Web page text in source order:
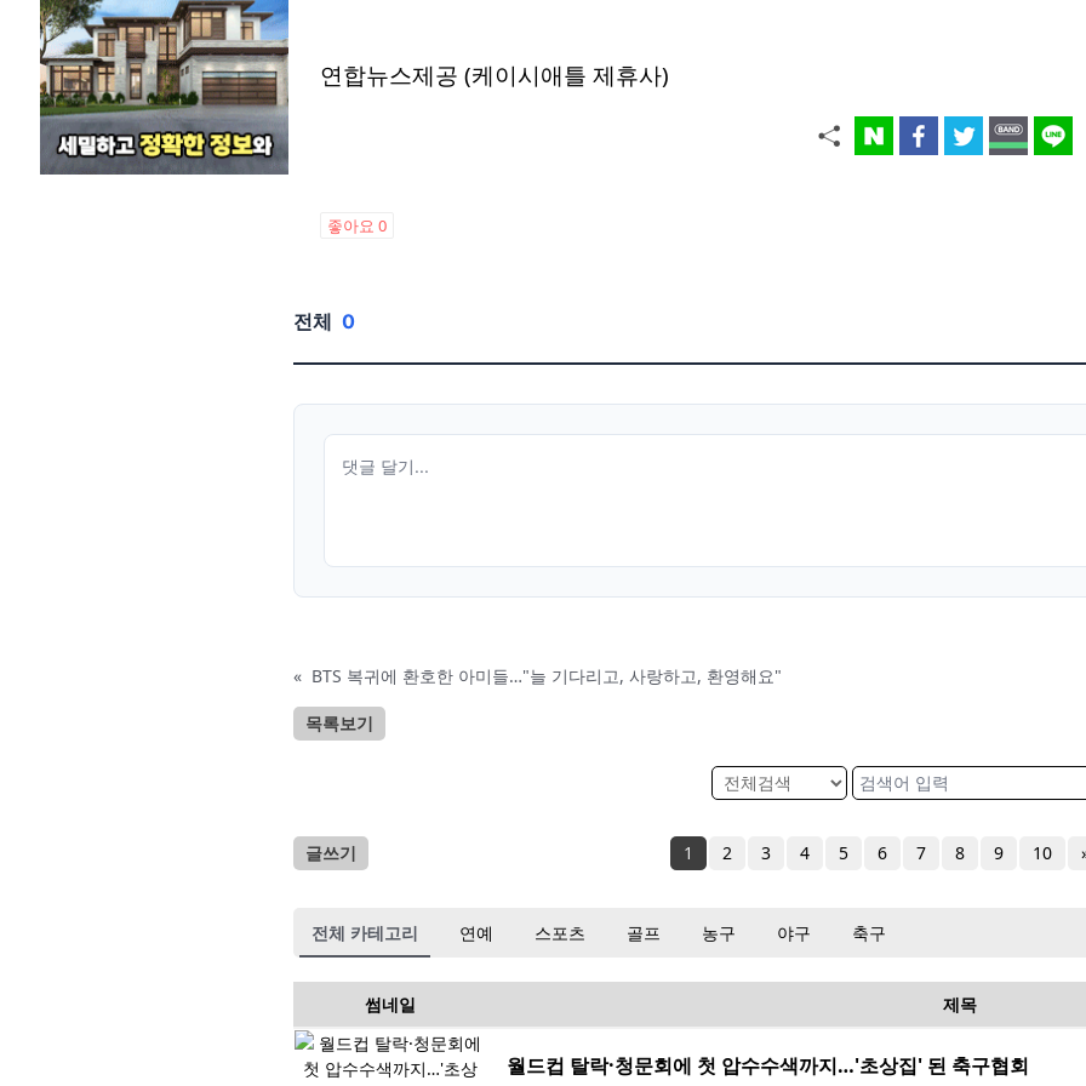
연합뉴스제공 (케이시애틀 제휴사)
좋아요 0
전체 0
« BTS 복귀에 환호한 아미들…"늘 기다리고, 사랑하고, 환영해요"
목록보기
글쓰기 1 2 3 4 5 6 7 8 9 10
전체 카테고리 연예 스포츠 골프 농구 야구 축구
썸네일 제목
월드컵 탈락·청문회에 첫 압수수색까지…'초상집' 된 축구협회